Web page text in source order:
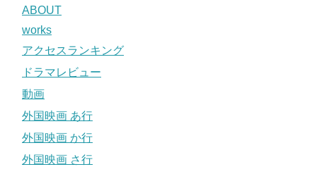
ABOUT
works
アクセスランキング
ドラマレビュー
動画
外国映画 あ行
外国映画 か行
外国映画 さ行